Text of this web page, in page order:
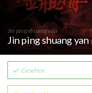
Jin ping shuang yan
Jin ping shuang yan
Gesehen